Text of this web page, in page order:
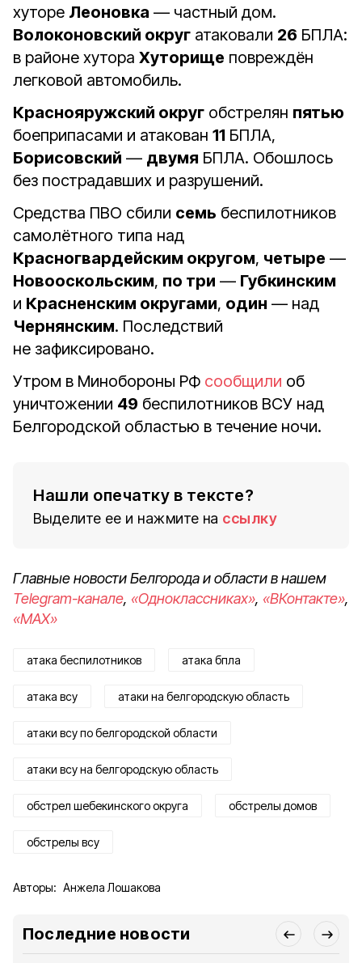
хуторе Леоновка — частный дом.
Волоконовский округ атаковали 26 БПЛА:
в районе хутора Хуторище повреждён
легковой автомобиль.
Краснояружский округ обстрелян пятью
боеприпасами и атакован 11 БПЛА,
Борисовский — двумя БПЛА. Обошлось
без пострадавших и разрушений.
Средства ПВО сбили семь беспилотников
самолётного типа над
Красногвардейским округом, четыре —
Новооскольским, по три — Губкинским
и Красненским округами, один — над
Чернянским. Последствий
не зафиксировано.
Утром в Минобороны РФ сообщили об
уничтожении 49 беспилотников ВСУ над
Белгородской областью в течение ночи.
Нашли опечатку в тексте?
Выделите ее и нажмите на ссылку
Главные новости Белгорода и области в нашем
Telegram-канале, «Одноклассниках», «ВКонтакте»,
«MAX»
атака беспилотников атака бпла
атака всу атаки на белгородскую область
атаки всу по белгородской области
атаки всу на белгородскую область
обстрел шебекинского округа обстрелы домов
обстрелы всу
Авторы: Анжела Лошакова
Последние новости